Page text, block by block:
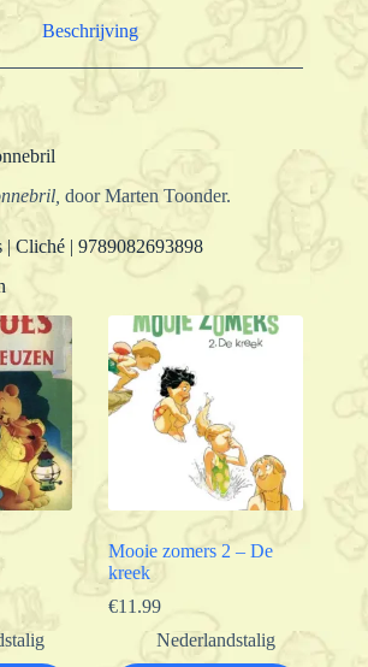
Beschrijving
door Marten Toonder.
| Cliché | 9789082693898
Mooie zomers 2 – De
kreek
€11.99
Nederlandstalig